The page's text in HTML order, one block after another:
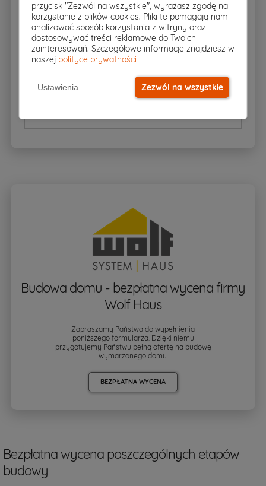
Schemat szamba
70zł
60
Schemat rekuperacji
Budowa domu - bezpłatna wycena firmy
Wolf Haus
Zapraszamy Państwa do wypełnienia
poniższego formularza. Dzięki niemu
przygotujemy Państwu pełną ofertę na budowę
wymarzonego domu.
BEZPŁATNA WYCENA
Bezpłatna wycena poszczególnych etapów
budowy
przycisk "Zezwól na wszystkie", wyrażasz zgodę na
korzystanie z plików cookies. Pliki te pomagają nam
analizować sposób korzystania z witryny oraz
dostosowywać treści reklamowe do Twoich
zainteresowań. Szczegółowe informacje znajdziesz w
naszej polityce prywatności
Ustawienia Zezwól na wszystkie